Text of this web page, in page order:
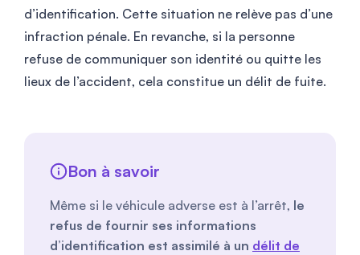
d’identification. Cette situation ne relève pas d’une
infraction pénale. En revanche, si la personne
refuse de communiquer son identité ou quitte les
lieux de l’accident, cela constitue un délit de fuite.
Bon à savoir
Même si le véhicule adverse est à l’arrêt, le
refus de fournir ses informations
d’identification est assimilé à un délit de